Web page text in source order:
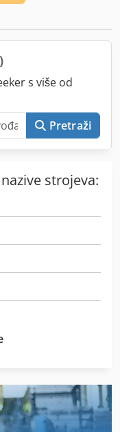
s više od
Pretraži
strojeva: